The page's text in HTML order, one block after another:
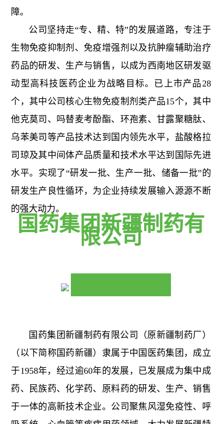
障。
公司坚持走“专、精、特”的发展道路，专注于
生物免疫抑制剂、免疫增强剂以及抗肿瘤辅助治疗
药品的研发、生产与销售，以成为西南地区研发驱
动型高科技医药企业为战略目标。已上市产品28
个，其中公司核心生物免疫制剂类产品15个，其中
他克莫司、吗替麦考酚酯、环孢素、甘露聚糖肽、
乌苯美司等产品技术达到国内领先水平，盐酸格拉
司琼及其中间体产品质量和技术水平达到国际先进
水平。实现了“研发一批、生产一批、储备一批”的
研发生产良性循环，为企业持续发展输入源源不断
的强大动力。
国药集团新疆制药有
限公司
国药集团新疆制药有限公司（原新疆制药厂）
（以下简称国药新疆）隶属于中国医药集团，成立
于1958年，经过逾60年的发展，已发展成为集中成
药、民族药、化学药、原料药的研发、生产、销售
于一体的高新技术企业。公司聚焦风湿免疫性、呼